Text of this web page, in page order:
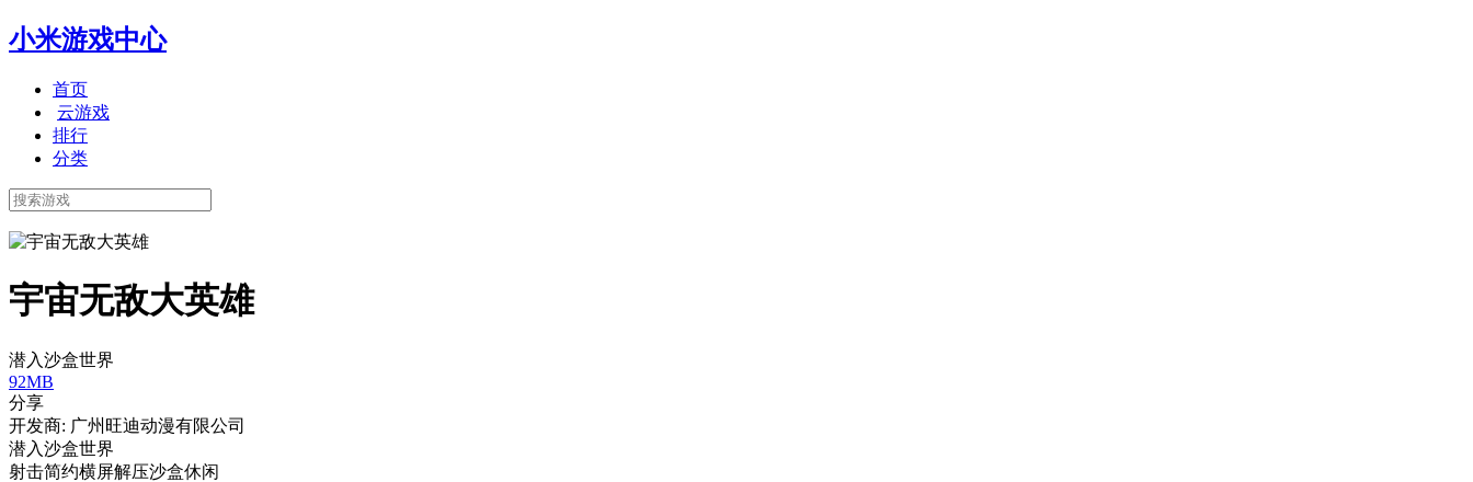
小米游戏中心
首页
云游戏
排行
分类
宇宙无敌大英雄
潜入沙盒世界
92MB
分享
开发商: 广州旺迪动漫有限公司
潜入沙盒世界
射击简约横屏解压沙盒休闲